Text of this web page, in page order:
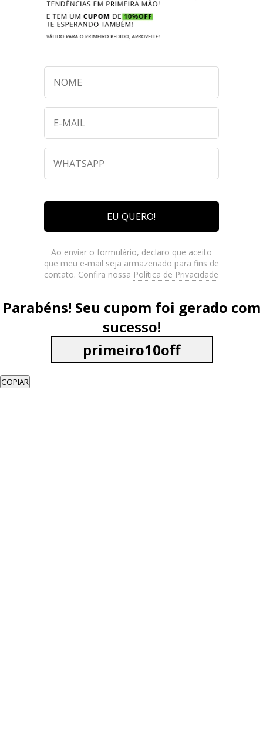
EU QUERO!
Ao enviar o formulário, declaro que aceito
que meu e-mail seja armazenado para fins de
contato. Confira nossa Política de Privacidade
Parabéns! Seu cupom foi gerado com
sucesso!
COPIAR